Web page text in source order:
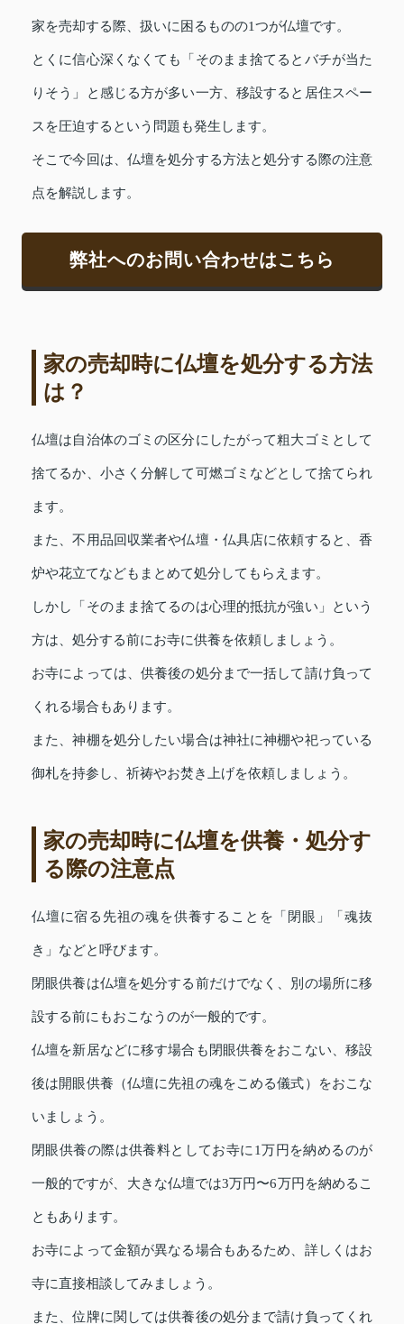
家を売却する際、扱いに困るものの1つが仏壇です。
とくに信心深くなくても「そのまま捨てるとバチが当た
りそう」と感じる方が多い一方、移設すると居住スペー
スを圧迫するという問題も発生します。
そこで今回は、仏壇を処分する方法と処分する際の注意
点を解説します。
弊社へのお問い合わせはこちら
家の売却時に仏壇を処分する方法
は？
仏壇は自治体のゴミの区分にしたがって粗大ゴミとして
捨てるか、小さく分解して可燃ゴミなどとして捨てられ
ます。
また、不用品回収業者や仏壇・仏具店に依頼すると、香
炉や花立てなどもまとめて処分してもらえます。
しかし「そのまま捨てるのは心理的抵抗が強い」という
方は、処分する前にお寺に供養を依頼しましょう。
お寺によっては、供養後の処分まで一括して請け負って
くれる場合もあります。
また、神棚を処分したい場合は神社に神棚や祀っている
御札を持参し、祈祷やお焚き上げを依頼しましょう。
家の売却時に仏壇を供養・処分す
る際の注意点
仏壇に宿る先祖の魂を供養することを「閉眼」「魂抜
き」などと呼びます。
閉眼供養は仏壇を処分する前だけでなく、別の場所に移
設する前にもおこなうのが一般的です。
仏壇を新居などに移す場合も閉眼供養をおこない、移設
後は開眼供養（仏壇に先祖の魂をこめる儀式）をおこな
いましょう。
閉眼供養の際は供養料としてお寺に1万円を納めるのが
一般的ですが、大きな仏壇では3万円〜6万円を納めるこ
ともあります。
お寺によって金額が異なる場合もあるため、詳しくはお
寺に直接相談してみましょう。
また、位牌に関しては供養後の処分まで請け負ってくれ